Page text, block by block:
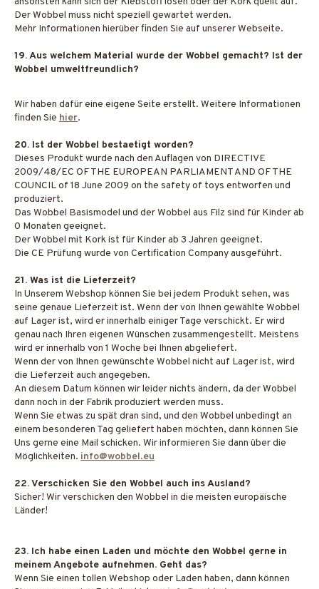
Der Wobbel muss nicht speziell gewartet werden.
Mehr Informationen hierüber finden Sie auf unserer Webseite.
19. Aus welchem Material wurde der Wobbel gemacht? Ist der
Wobbel umweltfreundlich?
Wir haben dafür eine eigene Seite erstellt. Weitere Informationen
finden Sie hier.
20. Ist der Wobbel bestaetigt worden?
Dieses Produkt wurde nach den Auflagen von DIRECTIVE
2009/48/EC OF THE EUROPEAN PARLIAMENT AND OF THE
COUNCIL of 18 June 2009 on the safety of toys entworfen und
produziert.
Das Wobbel Basismodel und der Wobbel aus Filz sind für Kinder ab
0 Monaten geeignet.
Der Wobbel mit Kork ist für Kinder ab 3 Jahren geeignet.
Die CE Prüfung wurde von Certification Company ausgeführt.
21. Was ist die Lieferzeit?
In Unserem Webshop können Sie bei jedem Produkt sehen, was
seine genaue Lieferzeit ist. Wenn der von Ihnen gewählte Wobbel
auf Lager ist, wird er innerhalb einiger Tage verschickt. Er wird
genau nach Ihren eigenen Wünschen zusammengestellt. Meistens
wird er innerhalb von 1 Woche bei Ihnen abgeliefert.
Wenn der von Ihnen gewünschte Wobbel nicht auf Lager ist, wird
die Lieferzeit auch angegeben.
An diesem Datum können wir leider nichts ändern, da der Wobbel
dann noch in der Fabrik produziert werden muss.
Wenn Sie etwas zu spät dran sind, und den Wobbel unbedingt an
einem besonderen Tag geliefert haben möchten, dann können Sie
Uns gerne eine Mail schicken. Wir informieren Sie dann über die
Möglichkeiten. info@wobbel.eu
22. Verschicken Sie den Wobbel auch ins Ausland?
Sicher! Wir verschicken den Wobbel in die meisten europäische
Länder!
23. Ich habe einen Laden und möchte den Wobbel gerne in
meinem Angebote aufnehmen. Geht das?
Wenn Sie einen tollen Webshop oder Laden haben, dann können